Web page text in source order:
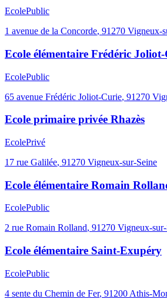
EcolePublic
1 avenue de la Concorde, 91270 Vigneux-
Ecole élémentaire Frédéric
EcolePublic
65 avenue Frédéric Joliot-Curie, 91270
Ecole primaire privée Rhazès
EcolePrivé
17 rue Galilée, 91270 Vigneux-sur-Seine
Ecole élémentaire Romain
EcolePublic
2 rue Romain Rolland, 91270 Vigneux-
Ecole élémentaire Saint-Exupéry
EcolePublic
4 sente du Chemin de Fer, 91200 Athis-